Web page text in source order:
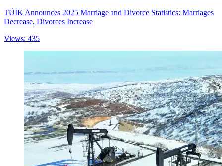
TÜİK Announces 2025 Marriage and Divorce Statistics: Marriages
Decrease, Divorces Increase
Views: 435